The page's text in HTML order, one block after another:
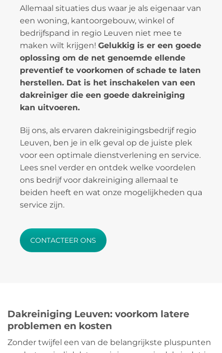
Allemaal situaties dus waar je als eigenaar van
een woning, kantoorgebouw, winkel of
bedrijfspand in regio Leuven niet mee te
maken wilt krijgen! Gelukkig is er een goede
oplossing om de net genoemde ellende
preventief te voorkomen of schade te laten
herstellen. Dat is het inschakelen van een
dakreiniger die een goede dakreiniging
kan uitvoeren.
Bij ons, als ervaren dakreinigingsbedrijf regio
Leuven, ben je in elk geval op de juiste plek
voor een optimale dienstverlening en service.
Lees snel verder en ontdek welke voordelen
ons bedrijf voor dakreiniging allemaal te
beiden heeft en wat onze mogelijkheden qua
service zijn.
CONTACTEER ONS
Dakreiniging Leuven: voorkom latere
problemen en kosten
Zonder twijfel een van de belangrijkste pluspunten